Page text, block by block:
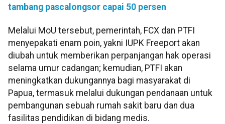
tambang pascalongsor capai 50 persen
Melalui MoU tersebut, pemerintah, FCX dan PTFI
menyepakati enam poin, yakni IUPK Freeport akan
diubah untuk memberikan perpanjangan hak operasi
selama umur cadangan; kemudian, PTFI akan
meningkatkan dukungannya bagi masyarakat di
Papua, termasuk melalui dukungan pendanaan untuk
pembangunan sebuah rumah sakit baru dan dua
fasilitas pendidikan di bidang medis.